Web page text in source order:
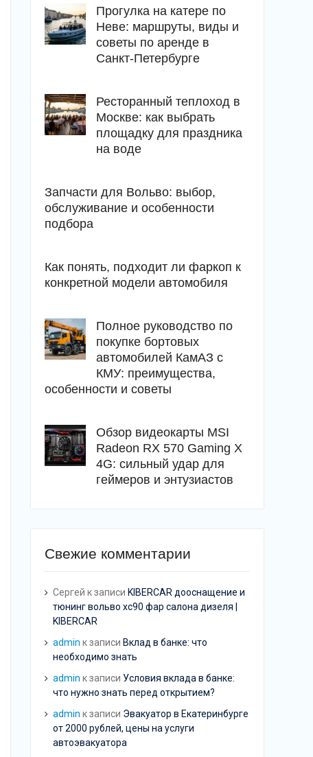
Прогулка на катере по
Неве: маршруты, виды и
советы по аренде в
Санкт-Петербурге
Ресторанный теплоход в
Москве: как выбрать
площадку для праздника
на воде
Запчасти для Вольво: выбор,
обслуживание и особенности
подбора
Как понять, подходит ли фаркоп к
конкретной модели автомобиля
Полное руководство по
покупке бортовых
автомобилей КамАЗ с
КМУ: преимущества,
особенности и советы
Обзор видеокарты MSI
Radeon RX 570 Gaming X
4G: сильный удар для
геймеров и энтузиастов
Свежие комментарии
Сергей к записи KIBERCAR дооснащение и
тюнинг вольво хс90 фар салона дизеля |
KIBERCAR
admin к записи Вклад в банке: что
необходимо знать
admin к записи Условия вклада в банке:
что нужно знать перед открытием?
admin к записи Эвакуатор в Екатеринбурге
от 2000 рублей, цены на услуги
автоэвакуатора